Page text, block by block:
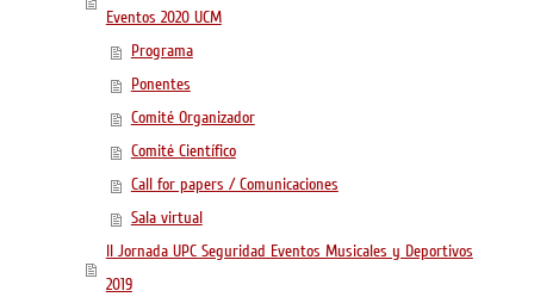
Eventos 2020 UCM
Programa
Ponentes
Comité Organizador
Comité Científico
Call for papers / Comunicaciones
Sala virtual
II Jornada UPC Seguridad Eventos Musicales y Deportivos
2019